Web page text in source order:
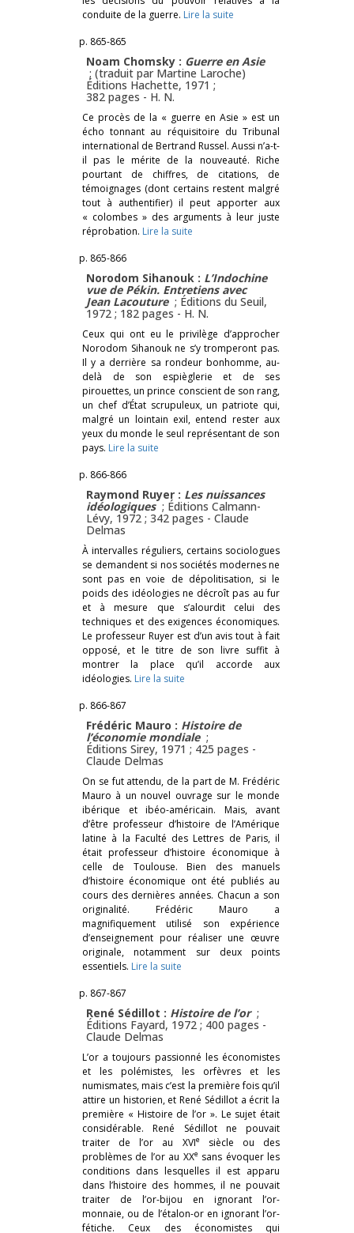
conduite de la guerre. Lire la suite
p. 865-865
Noam Chomsky : Guerre en Asie
; (traduit par Martine Laroche)
Éditions Hachette, 1971 ;
382 pages - H. N.
Ce procès de la « guerre en Asie » est un
écho tonnant au réquisitoire du Tribunal
international de Bertrand Russel. Aussi n’a-t-
il pas le mérite de la nouveauté. Riche
pourtant de chiffres, de citations, de
témoignages (dont certains restent malgré
tout à authentifier) il peut apporter aux
« colombes » des arguments à leur juste
réprobation. Lire la suite
p. 865-866
Norodom Sihanouk : L’Indochine
vue de Pékin. Entretiens avec
Jean Lacouture ; Éditions du Seuil,
1972 ; 182 pages - H. N.
Ceux qui ont eu le privilège d’approcher
Norodom Sihanouk ne s’y tromperont pas.
Il y a derrière sa rondeur bonhomme, au-
delà de son espièglerie et de ses
pirouettes, un prince conscient de son rang,
un chef d’État scrupuleux, un patriote qui,
malgré un lointain exil, entend rester aux
yeux du monde le seul représentant de son
pays. Lire la suite
p. 866-866
Raymond Ruyer : Les nuissances
idéologiques ; Éditions Calmann-
Lévy, 1972 ; 342 pages - Claude
Delmas
À intervalles réguliers, certains sociologues
se demandent si nos sociétés modernes ne
sont pas en voie de dépolitisation, si le
poids des idéologies ne décroît pas au fur
et à mesure que s’alourdit celui des
techniques et des exigences économiques.
Le professeur Ruyer est d’un avis tout à fait
opposé, et le titre de son livre suffit à
montrer la place qu’il accorde aux
idéologies. Lire la suite
p. 866-867
Frédéric Mauro : Histoire de
l’économie mondiale ;
Éditions Sirey, 1971 ; 425 pages -
Claude Delmas
On se fut attendu, de la part de M. Frédéric
Mauro à un nouvel ouvrage sur le monde
ibérique et ibéo-américain. Mais, avant
d’être professeur d’histoire de l’Amérique
latine à la Faculté des Lettres de Paris, il
était professeur d’histoire économique à
celle de Toulouse. Bien des manuels
d’histoire économique ont été publiés au
cours des dernières années. Chacun a son
originalité. Frédéric Mauro a
magnifiquement utilisé son expérience
d’enseignement pour réaliser une œuvre
originale, notamment sur deux points
essentiels. Lire la suite
p. 867-867
René Sédillot : Histoire de l’or ;
Éditions Fayard, 1972 ; 400 pages -
Claude Delmas
L’or a toujours passionné les économistes
et les polémistes, les orfèvres et les
numismates, mais c’est la première fois qu’il
attire un historien, et René Sédillot a écrit la
première « Histoire de l’or ». Le sujet était
considérable. René Sédillot ne pouvait
traiter de l’or au XVIesiècle ou des
problèmes de l’or au XXesans évoquer les
conditions dans lesquelles il est apparu
dans l’histoire des hommes, il ne pouvait
traiter de l’or-bijou en ignorant l’or-
monnaie, ou de l’étalon-or en ignorant l’or-
fétiche. Ceux des économistes qui